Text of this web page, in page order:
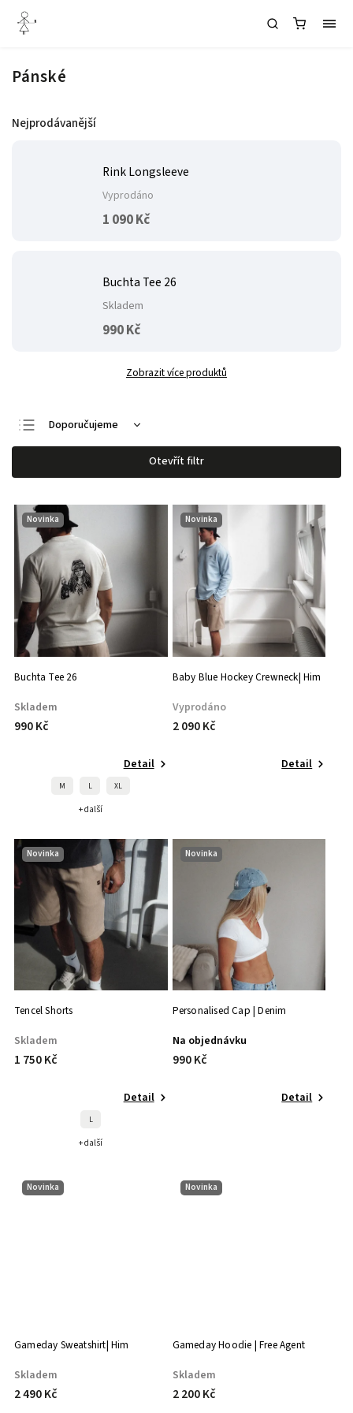
Pánské
Nejprodávanější
Rink Longsleeve
Vyprodáno
1 090 Kč
Buchta Tee 26
Skladem
990 Kč
Zobrazit více produktů
Doporučujeme
Nejlevnější
Nejdražší
Nejprodávanější
Abecedně
Otevřít filtr
Novinka
Buchta Tee 26
Skladem
990 Kč
Detail
M L XL
+ další
Novinka
Baby Blue Hockey Crewneck| Him
Vyprodáno
2 090 Kč
Detail
Novinka
Tencel Shorts
Skladem
1 750 Kč
Detail
L
+ další
Novinka
Personalised Cap | Denim
Na objednávku
990 Kč
Detail
Novinka
Gameday Sweatshirt| Him
Skladem
2 490 Kč
Novinka
Gameday Hoodie | Free Agent
Skladem
2 200 Kč